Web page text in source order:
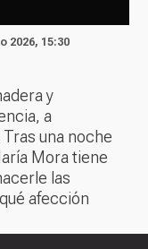
2026, 15:30
y
a
una noche
Mora tiene
las
afección